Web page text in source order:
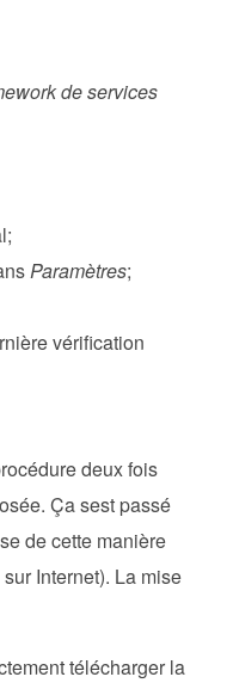
de services
Paramètres;
vérification
deux fois
Ça sest passé
de cette manière
Internet). La mise
télécharger la